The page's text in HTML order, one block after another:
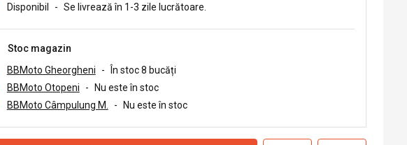
Disponibil
- Se livrează în 1-3 zile lucrătoare.
Stoc magazin
BBMoto Gheorgheni
-
În stoc 8 bucăți
BBMoto Otopeni
-
Nu este în stoc
BBMoto Câmpulung M.
- Nu este în stoc